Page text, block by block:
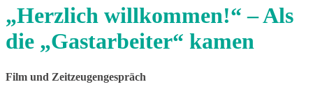
„Herzlich willkommen!“ – Als
die „Gastarbeiter“ kamen
Film und Zeitzeugengespräch